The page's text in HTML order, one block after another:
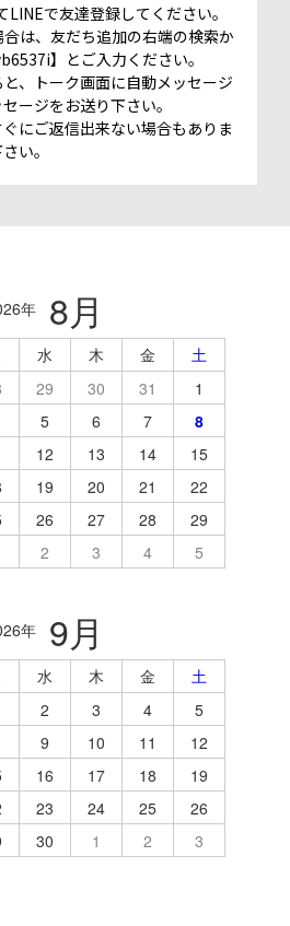
で友達登録してください。
は、友だち追加の右端の検索か
】とご入力ください。
、トーク画面に自動メッセージ
ージをお送り下さい。
にご返信出来ない場合もありま
い。
年 8月
水 木 金
土
29 30 31
1
5 6 7
8
12 13 14
15
19 20 21
22
26 27 28
29
2 3 4
5
年
9月
水 木 金
土
2 3 4
5
9 10 11
12
16 17 18
19
23 24 25
26
30 1 2
3